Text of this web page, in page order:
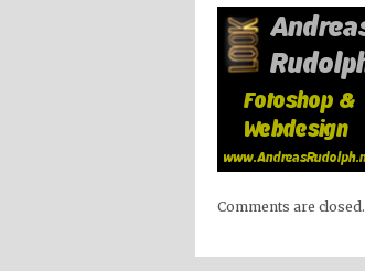
Comments are closed.